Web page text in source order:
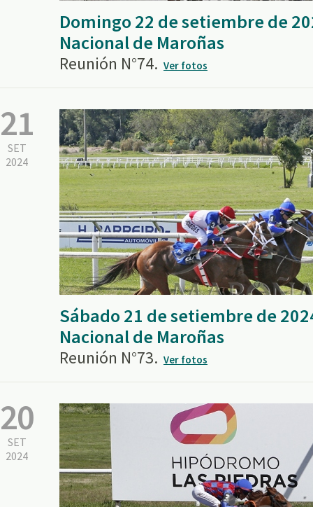
Domingo 22 de setiembre de
Nacional de Maroñas
Reunión N°74. Ver fotos
21
SET
2024
Sábado 21 de setiembre de
Nacional de Maroñas
Reunión N°73. Ver fotos
20
SET
2024